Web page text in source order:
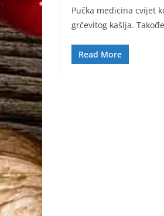
Pučka medicina cvijet
grčevitog kašlja.
Read More